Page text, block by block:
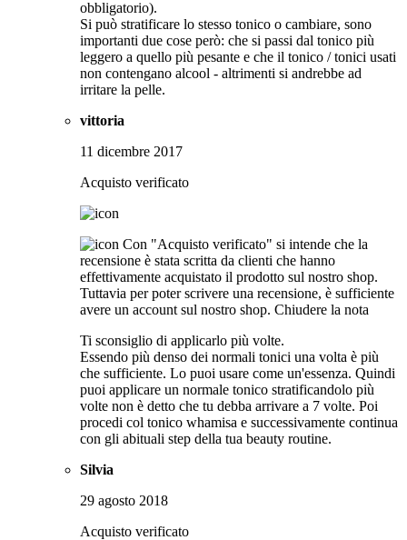
obbligatorio).
Si può stratificare lo stesso tonico o cambiare, sono
importanti due cose però: che si passi dal tonico più
leggero a quello più pesante e che il tonico / tonici usati
non contengano alcool - altrimenti si andrebbe ad
irritare la pelle.
vittoria
11 dicembre 2017
Acquisto verificato
Con "Acquisto verificato" si intende che la
recensione è stata scritta da clienti che hanno
effettivamente acquistato il prodotto sul nostro shop.
Tuttavia per poter scrivere una recensione, è sufficiente
avere un account sul nostro shop. Chiudere la nota
Ti sconsiglio di applicarlo più volte.
Essendo più denso dei normali tonici una volta è più
che sufficiente. Lo puoi usare come un'essenza. Quindi
puoi applicare un normale tonico stratificandolo più
volte non è detto che tu debba arrivare a 7 volte. Poi
procedi col tonico whamisa e successivamente continua
con gli abituali step della tua beauty routine.
Silvia
29 agosto 2018
Acquisto verificato